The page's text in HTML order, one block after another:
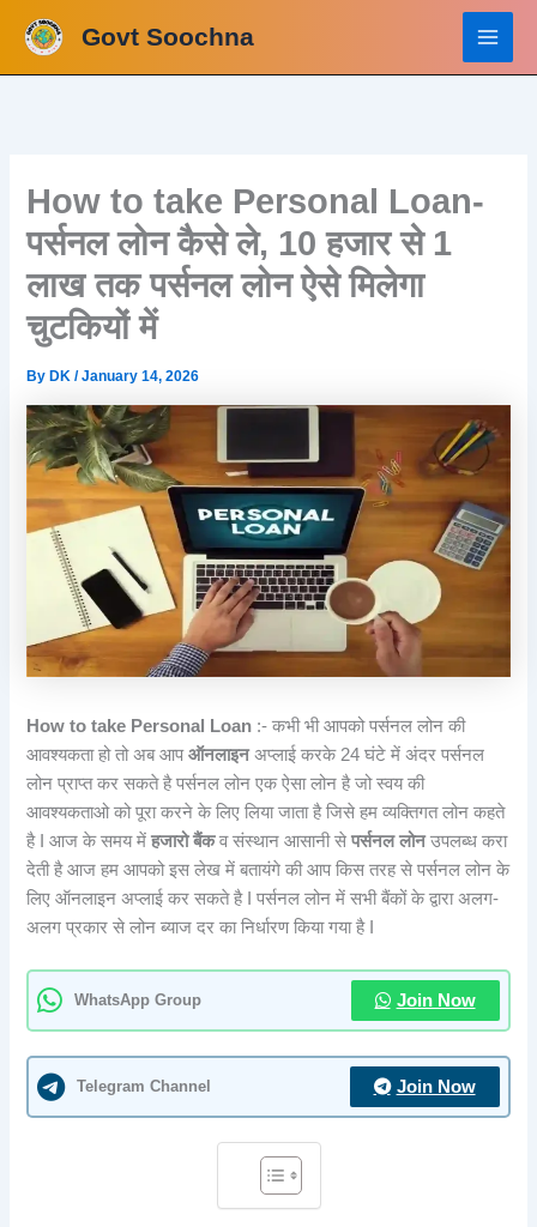
content
Govt Soochna
How to take Personal Loan-
पर्सनल लोन कैसे ले, 10 हजार से 1
लाख तक पर्सनल लोन ऐसे मिलेगा
चुटकियों में
By DK/January 14, 2026
How to take Personal Loan :- कभी भी आपको पर्सनल लोन की
आवश्यकता हो तो अब आपऑनलाइनअप्लाई करके 24 घंटे में अंदर पर्सनल
लोन प्राप्त कर सकते है पर्सनल लोन एक ऐसा लोन है जो स्वय की
आवश्यकताओ को पूरा करने के लिए लिया जाता है जिसे हम व्यक्तिगत लोन कहते
है I आज के समय मेंहजारो बैंकव संस्थान आसानी से पर्सनल लोनउपलब्ध करा
देती है आज हम आपको इस लेख में बतायंगे की आप किस तरह से पर्सनल लोन के
लिए ऑनलाइन अप्लाई कर सकते है I पर्सनल लोन में सभी बैंकों के द्वारा अलग-
अलग प्रकार से लोन ब्याज दर का निर्धारण किया गया है I
WhatsApp Group Join Now
Telegram Channel Join Now